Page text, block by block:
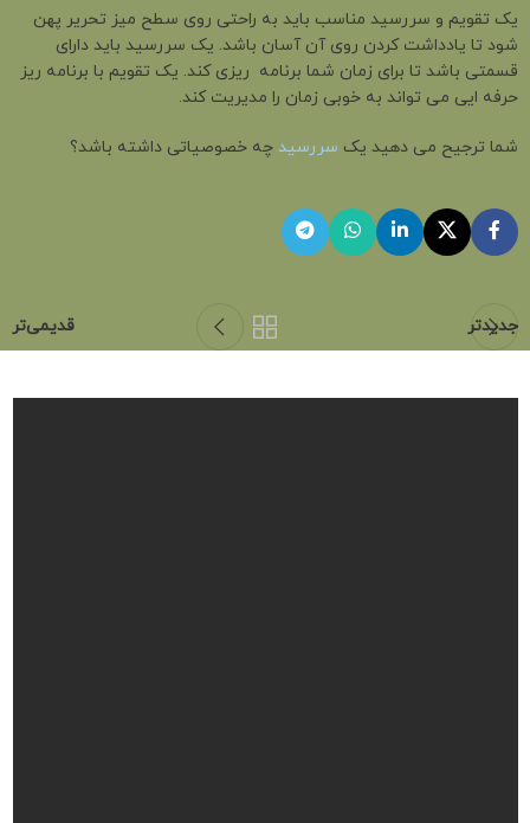
یک تقویم و سررسید مناسب باید به راحتی روی سطح میز تحریر پهن
شود تا یادداشت کردن روی آن آسان باشد. یک سررسید باید دارای
قسمتی باشد تا برای زمان شما برنامه ریزی کند. یک تقویم با برنامه ریز
حرفه ایی می تواند به خوبی زمان را مدیریت کند.
شما ترجیح می دهید یک سررسید چه خصوصیاتی داشته باشد؟
جدیدتر قدیمی‌تر